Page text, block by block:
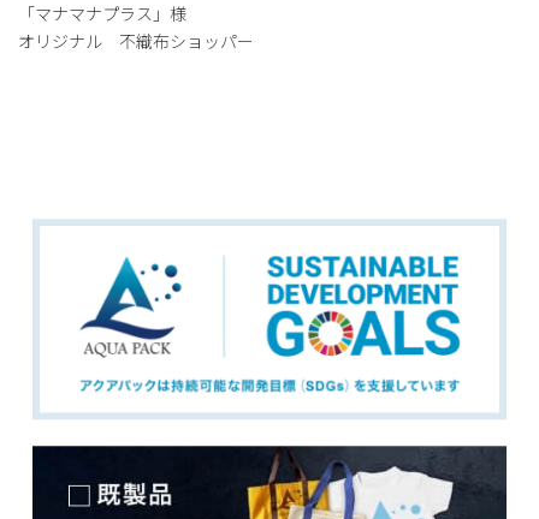
「マナマナプラス」様
オリジナル 不織布ショッパー